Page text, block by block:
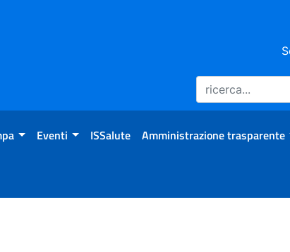
Eventi ISSalute Amministrazione trasparente